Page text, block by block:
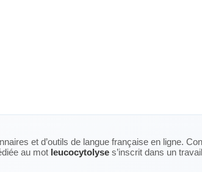
et d’outils de langue française en ligne.
au mot leucocytolyse s’inscrit dans un